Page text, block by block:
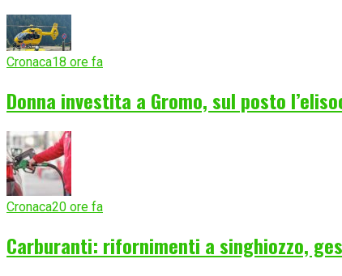
Cronaca18 ore fa
Donna investita a Gromo, sul posto
Cronaca20 ore fa
Carburanti: rifornimenti a singhiozzo,